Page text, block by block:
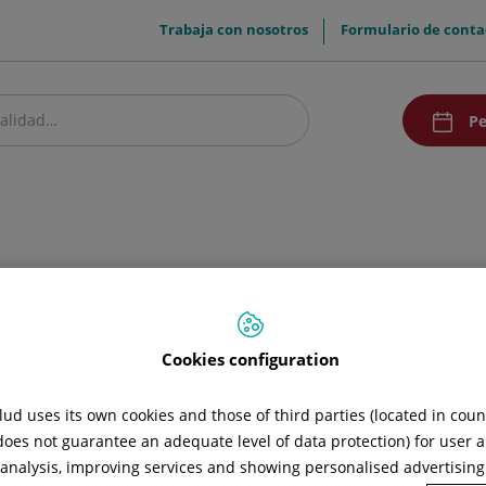
menuTop
Trabaja con nosotros Formulario de
Cookies configuration
uses its own cookies and those of third parties (located in
not guarantee an adequate level of data protection) for user
improving services and showing personalised